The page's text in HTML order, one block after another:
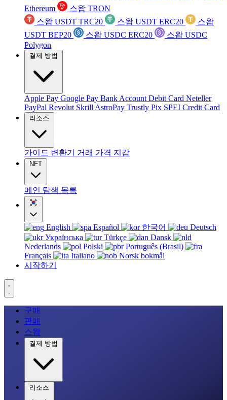
Ethereum
스왑 TRON
스왑 USDT TRC20
스왑 USDT ERC20
스왑
USDT BEP20
스왑 USDC ERC20
스왑 USDC
Polygon
결제 방법
Apple Pay Google Pay Bank Account Debit Card Neteller
PayPal Revolut Skrill AstroPay Trustly Pix SPEI Credit Card
리소스
가이드 변환기 거래 가격 지갑
NFT
메인 탐색 목록
English Español 한국어
Deutsch
Українська
Türkçe
Dansk
Nederlands
Polski
Português (Brasil)
Français
Italiano
Norsk bokmål
시작하기
구매
판매
스왑
결제 방법
리소스